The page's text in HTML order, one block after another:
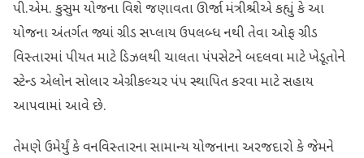
પી.એમ. કુસુમ યોજના વિશે જણાવતા ઊર્જા મંત્રીશ્રીએ કહ્યું કે આ
યોજના અંતર્ગત જ્યાં ગ્રીડ સપ્લાય ઉપલબ્ધ નથી તેવા ઓફ ગ્રીડ
વિસ્તારમાં પીયત માટે ડિઝલથી ચાલતા પંપસેટને બદલવા માટે ખેડૂતોને
સ્ટેન્ડ એલોન સોલાર એગ્રીકલ્ચર પંપ સ્થાપિત કરવા માટે સહાય
આપવામાં આવે છે.
તેમણે ઉમેર્યું કે વનવિસ્તારના સામાન્ય યોજનાના અરજદારો કે જેમને